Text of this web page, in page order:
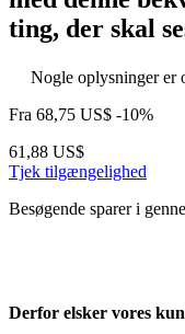
ting, der skal
Nogle oplysninger er
Fra 68,75 US$ -10%
61,88 US$
Tjek tilgængelighed
Besøgende sparer i
Derfor elsker vores